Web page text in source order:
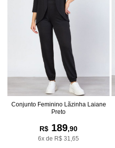
Conjunto Feminino Lãzinha Laiane
Preto
R$ 189,90
6x de R$ 31,65